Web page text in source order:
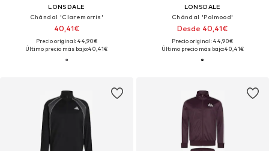
LONSDALE
Chándal 'Claremorris'
40,41€
Precio original: 44,90€
Último precio más bajo:40,41€
LONSDALE
Chándal 'Polmood'
Desde 40,41€
Precio original: 44,90€
Último precio más bajo:40,41€